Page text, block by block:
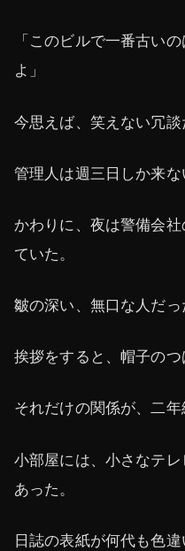
「このビルで一番古い
よ」
今思えば、笑えない冗談
管理人は週三日しか来な
かわりに、夜は警備会
ていた。
皺の深い、無口な人だっ
挨拶をすると、帽子のつ
それだけの関係が、二年
小部屋には、小さなテ
あった。
日誌の表紙が何代も色